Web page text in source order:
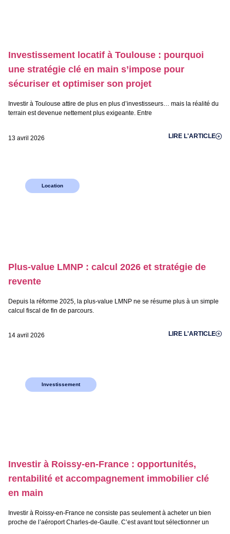
Investissement locatif à Toulouse : pourquoi
une stratégie clé en main s’impose pour
sécuriser et optimiser son projet
Investir à Toulouse attire de plus en plus d’investisseurs… mais la réalité du
terrain est devenue nettement plus exigeante. Entre
13 avril 2026 LIRE L'ARTICLE
Location
Plus-value LMNP : calcul 2026 et stratégie de
revente
Depuis la réforme 2025, la plus-value LMNP ne se résume plus à un simple
calcul fiscal de fin de parcours.
14 avril 2026 LIRE L'ARTICLE
Investissement
Investir à Roissy-en-France : opportunités,
rentabilité et accompagnement immobilier clé
en main
Investir à Roissy-en-France ne consiste pas seulement à acheter un bien
proche de l’aéroport Charles-de-Gaulle. C’est avant tout sélectionner un